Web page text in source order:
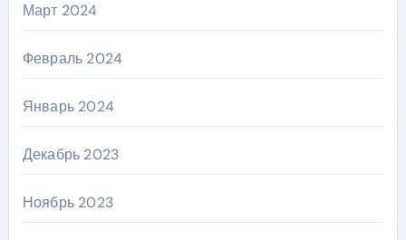
Март 2024
Февраль 2024
Январь 2024
Декабрь 2023
Ноябрь 2023